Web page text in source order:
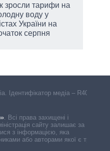
зросли тарифи на
воду у
України на
серпня
Ідентифікатор медіа – R40-
Всі права захищені і
сайту залишає за
з інформацією, яка
або авторами якої є треті